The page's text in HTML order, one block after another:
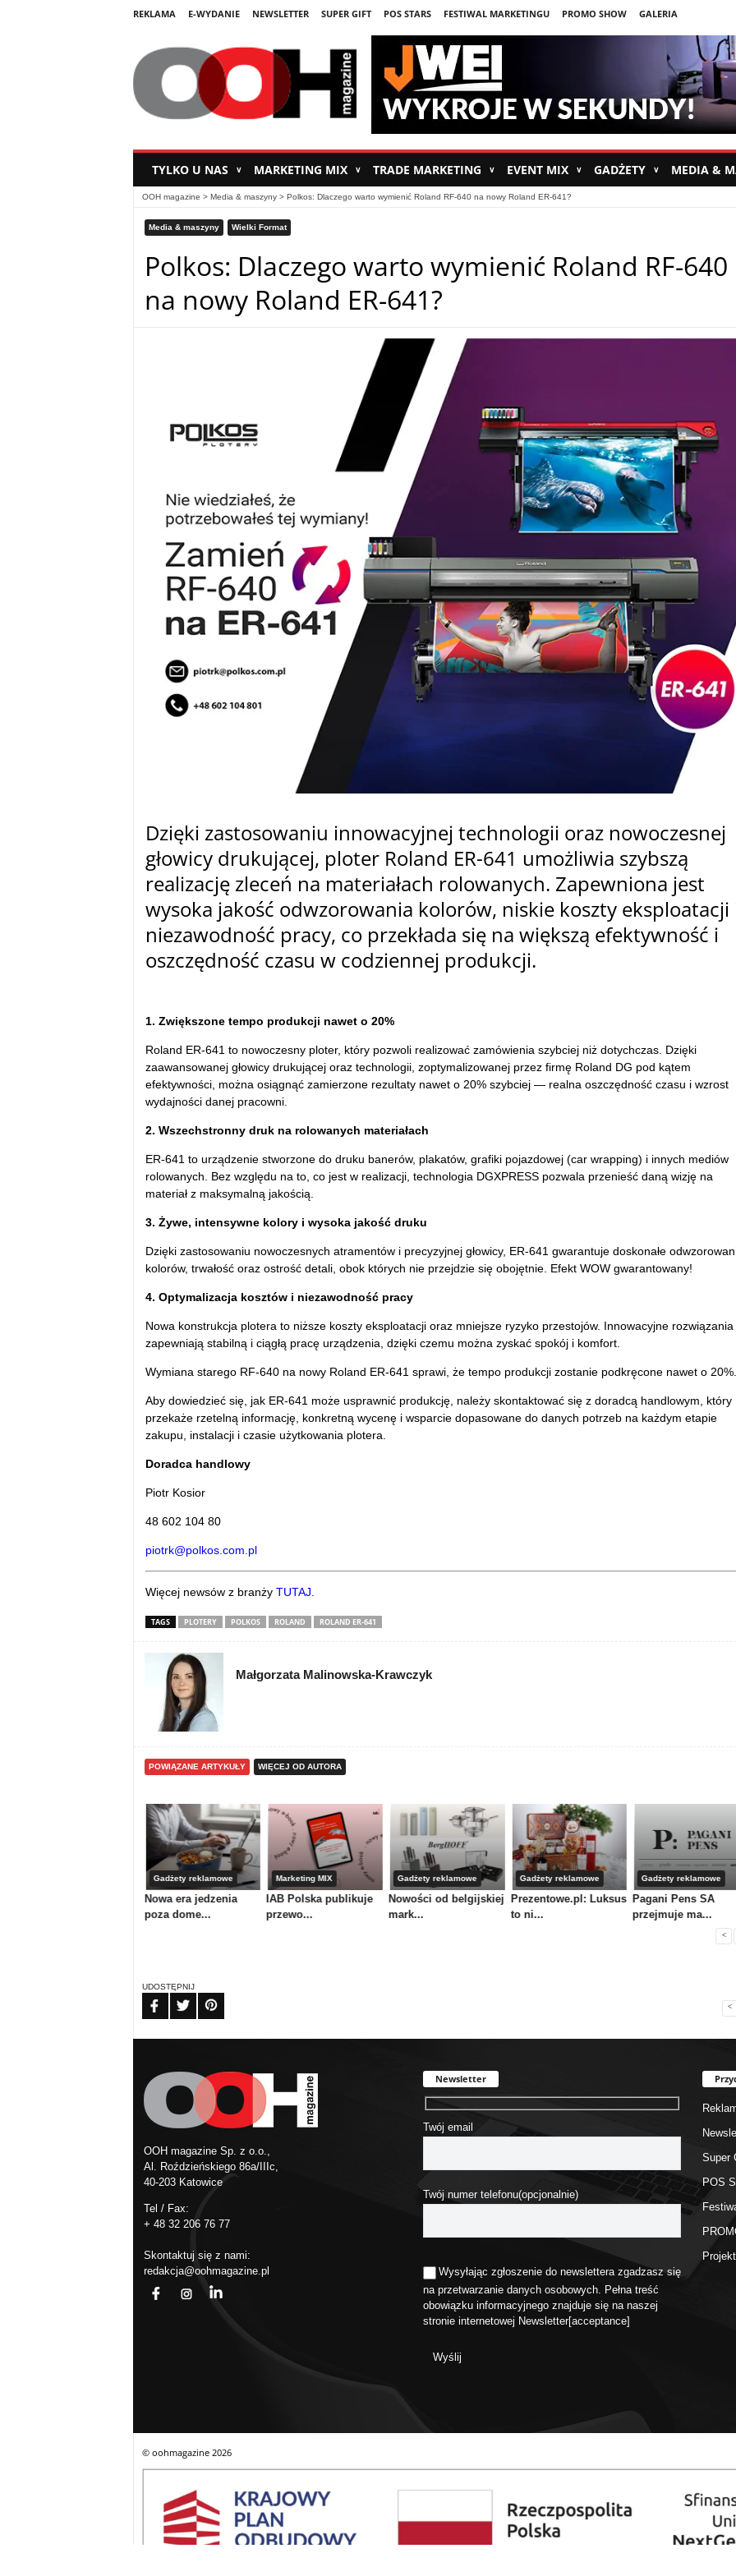
REKLAMA E-WYDANIE NEWSLETTER SUPER GIFT POS STARS FESTIWAL MARKETINGU PROMO SHOW GALERIA
TYLKO U NAS ∨ MARKETING MIX ∨ TRADE MARKETING ∨ EVENT MIX ∨ GADŻETY ∨ MEDIA &
OOH magazine > Media & maszyny> Polkos: Dlaczego warto wymienić Roland RF-640 na nowy Roland ER-641?
Media & maszyny Wielki Format
Polkos: Dlaczego warto wymienić Roland RF-640
na nowy Roland ER-641?
Dzięki zastosowaniu innowacyjnej technologii oraz nowoczesnej
głowicy drukującej, ploter Roland ER-641 umożliwia szybszą
realizację zleceń na materiałach rolowanych. Zapewniona jest
wysoka jakość odwzorowania kolorów, niskie koszty eksploatacji
niezawodność pracy, co przekłada się na większą efektywność i
oszczędność czasu w codziennej produkcji.
1. Zwiększone tempo produkcji nawet o 20%
Roland ER-641 to nowoczesny ploter, który pozwoli realizować zamówienia szybciej niż dotychczas. Dzięki
zaawansowanej głowicy drukującej oraz technologii, zoptymalizowanej przez firmę Roland DG pod kątem
efektywności, można osiągnąć zamierzone rezultaty nawet o 20% szybciej — realna oszczędność czasu i wzrost
wydajności danej pracowni.
2. Wszechstronny druk na rolowanych materiałach
ER-641 to urządzenie stworzone do druku banerów, plakatów, grafiki pojazdowej (car wrapping) i innych mediów
rolowanych. Bez względu na to, co jest w realizacji, technologia DGXPRESS pozwala przenieść daną wizję na
materiał z maksymalną jakością.
3. Żywe, intensywne kolory i wysoka jakość druku
Dzięki zastosowaniu nowoczesnych atramentów i precyzyjnej głowicy, ER-641 gwarantuje doskonałe
kolorów, trwałość oraz ostrość detali, obok których nie przejdzie się obojętnie. Efekt WOW gwarantowany!
4. Optymalizacja kosztów i niezawodność pracy
Nowa konstrukcja plotera to niższe koszty eksploatacji oraz mniejsze ryzyko przestojów. Innowacyjne rozwiązania
zapewniają stabilną i ciągłą pracę urządzenia, dzięki czemu można zyskać spokój i komfort.
Wymiana starego RF-640 na nowy Roland ER-641 sprawi, że tempo produkcji zostanie podkręcone nawet o 20%.
Aby dowiedzieć się, jak ER-641 może usprawnić produkcję, należy skontaktować się z doradcą handlowym, który
przekaże rzetelną informację, konkretną wycenę i wsparcie dopasowane do danych potrzeb na każdym etapie
zakupu, instalacji i czasie użytkowania plotera.
Doradca handlowy
Piotr Kosior
48 602 104 80
piotrk@polkos.com.pl
Więcej newsów z branży TUTAJ
TAGS PLOTERY POLKOS ROLAND ROLAND ER-641
Małgorzata Malinowska-Krawczyk
POWIĄZANE ARTYKUŁY WIĘCEJ OD AUTORA
Gadżety reklamowe
Nowa era jedzenia
poza dome...
Marketing MIX
IAB Polska publikuje
przewo...
Gadżety reklamowe
Nowości od belgijskiej
mark...
Gadżety reklamowe
Prezentowe.pl: Luksus
to ni...
Gadżety reklamowe
Pagani Pens SA
przejmuje ma...
<
UDOSTĘPNIJ
<
OOH magazine Sp. z o.o.,
Al. Roździeńskiego 86a/IIIc,
40-203 Katowice
Tel / Fax:
+ 48 32 206 76 77
Skontaktuj się z nami:
redakcja@oohmagazine.pl
Newsletter
Twój email
Twój numer telefonu(opcjonalnie)
Wysyłając zgłoszenie do newslettera zgadzasz się
na przetwarzanie danych osobowych. Pełna treść
obowiązku informacyjnego znajduje się na naszej
stronie internetowej Newsletter[acceptance]
Super
POS
© oohmagazine2026